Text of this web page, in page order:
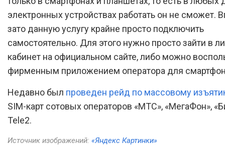
электронных устройствах работать он не сможет.
зато данную услугу крайне просто подключить
самостоятельно. Для этого нужно просто зайти в
кабинет на официальном сайте, либо можно
фирменным приложением оператора для
Недавно был проведен рейд по массовому
SIM-карт сотовых операторов «МТС», «МегаФон»,
Tele2.
Источник изображений: «Яндекс Картинки»